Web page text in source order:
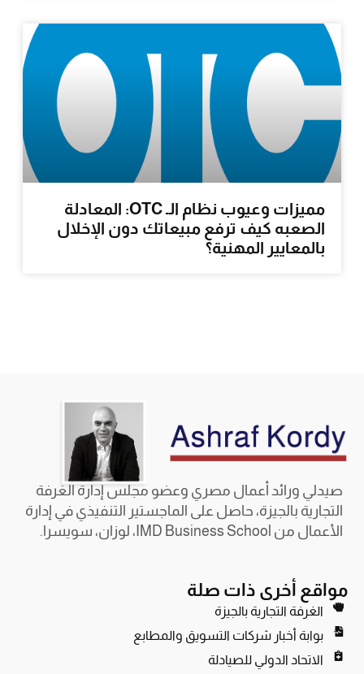
مميزات وعيوب نظام الـ OTC: المعادلة
الصعبه كيف ترفع مبيعاتك دون الإخلال
بالمعايير المهنية؟
صيدلي ورائد أعمال مصري وعضو مجلس إدارة الغرفة
التجارية بالجيزة، حاصل على الماجستير التنفيذي في إدارة
الأعمال من IMD Business School، لوزان، سويسرا.
مواقع أخرى ذات صلة
الغرفة التجارية بالجيزة
بوابة أخبار شركات التسويق والمطابع
الاتحاد الدولي للصيادلة